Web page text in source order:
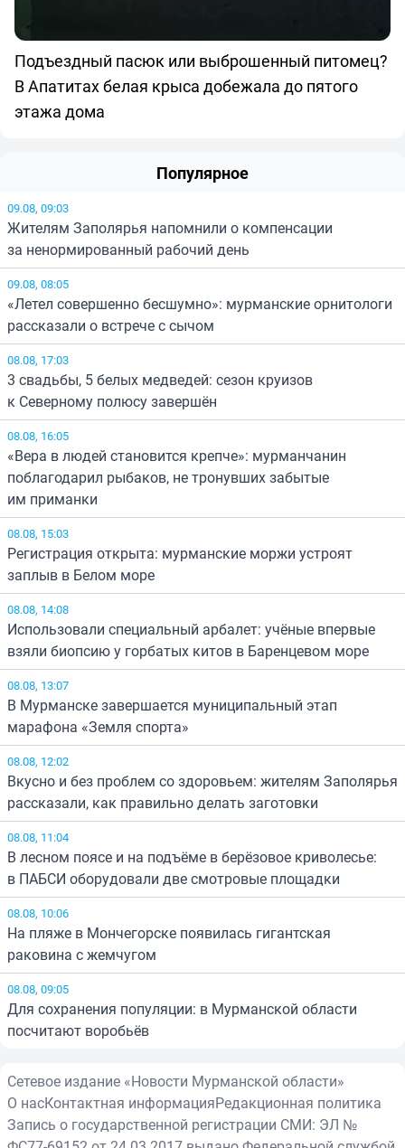
Подъездный пасюк или выброшенный питомец?
В Апатитах белая крыса добежала до пятого
этажа дома
Популярное
09.08, 09:03
Жителям Заполярья напомнили о компенсации
за ненормированный рабочий день
09.08, 08:05
«Летел совершенно бесшумно»: мурманские орнитологи
рассказали о встрече с сычом
08.08, 17:03
3 свадьбы, 5 белых медведей: сезон круизов
к Северному полюсу завершён
08.08, 16:05
«Вера в людей становится крепче»: мурманчанин
поблагодарил рыбаков, не тронувших забытые
им приманки
08.08, 15:03
Регистрация открыта: мурманские моржи устроят
заплыв в Белом море
08.08, 14:08
Использовали специальный арбалет: учёные впервые
взяли биопсию у горбатых китов в Баренцевом море
08.08, 13:07
В Мурманске завершается муниципальный этап
марафона «Земля спорта»
08.08, 12:02
Вкусно и без проблем со здоровьем: жителям Заполярья
рассказали, как правильно делать заготовки
08.08, 11:04
В лесном поясе и на подъёме в берёзовое криволесье:
в ПАБСИ оборудовали две смотровые площадки
08.08, 10:06
На пляже в Мончегорске появилась гигантская
раковина с жемчугом
08.08, 09:05
Для сохранения популяции: в Мурманской области
посчитают воробьёв
Сетевое издание «Новости Мурманской области»
О насКонтактная информацияРедакционная политика
Запись о государственной регистрации СМИ: ЭЛ №